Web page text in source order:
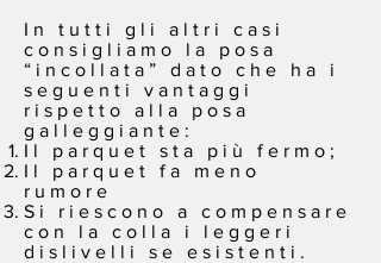
In tutti gli altri casi
consigliamo la posa
“incollata” dato che ha i
seguenti vantaggi
rispetto alla posa
galleggiante:
Il parquet sta più fermo;
Il parquet fa meno
rumore
Si riescono a compensare
con la colla i leggeri
dislivelli se esistenti.